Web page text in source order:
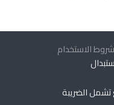
الاستخدام
تشمل الضريبة